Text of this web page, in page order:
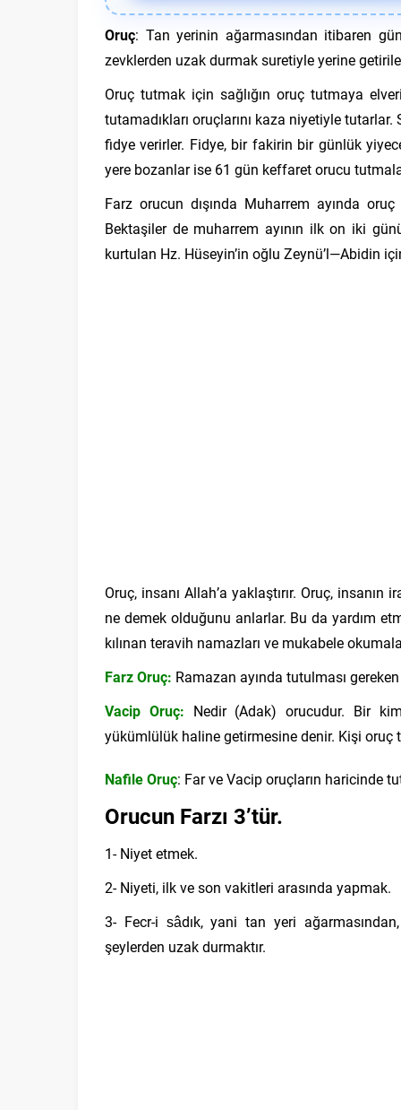
Oruç: Tan yerinin ağarmasından itibaren
zevklerden uzak durmak suretiyle yerine
Oruç tutmak için sağlığın oruç tutmaya
tutamadıkları oruçlarını kaza niyetiyle
fidye verirler. Fidye, bir fakirin bir günlük
yere bozanlar ise 61 gün keffaret orucu
Farz orucun dışında Muharrem ayında
Bektaşiler de muharrem ayının ilk on iki
kurtulan Hz. Hüseyin’in oğlu Zeynü’l—Abidin
Oruç, insanı Allah’a yaklaştırır. Oruç,
ne demek olduğunu anlarlar. Bu da yardım
kılınan teravih namazları ve mukabele
Farz Oruç: Ramazan ayında tutulması
Vacip Oruç: Nedir (Adak) orucudur. Bir
yükümlülük haline getirmesine denir. Kişi oruç
Nafile Oruç: Far ve Vacip oruçların haricinde
Orucun Farzı 3’tür.
1- Niyet etmek.
2- Niyeti, ilk ve son vakitleri arasında yapmak.
3- Fecr-i sâdık, yani tan yeri
şeylerden uzak durmaktır.